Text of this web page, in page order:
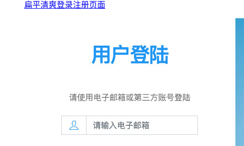
扁平清爽登录注册页面